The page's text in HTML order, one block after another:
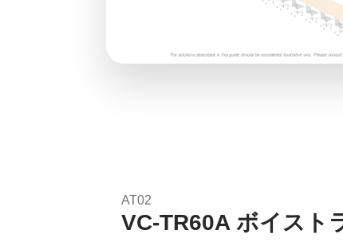
AT02
VC-TR60A ボイスト